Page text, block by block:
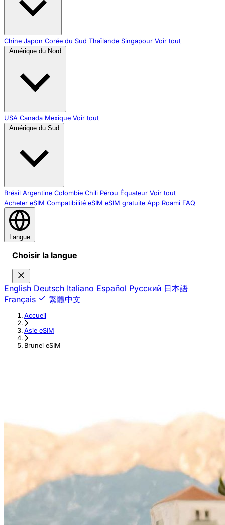
Chine Japon Corée du Sud Thaïlande Singapour Voir tout
Amérique du Nord
USA Canada Mexique Voir tout
Amérique du Sud
Brésil Argentine Colombie Chili Pérou Équateur Voir tout
Acheter eSIM Compatibilité eSIM eSIM gratuite App Roami FAQ
Langue
Choisir la langue
English Deutsch Italiano Español Русский 日本語
Français
繁體中文
Accueil
›
Asie eSIM
›
Brunei eSIM